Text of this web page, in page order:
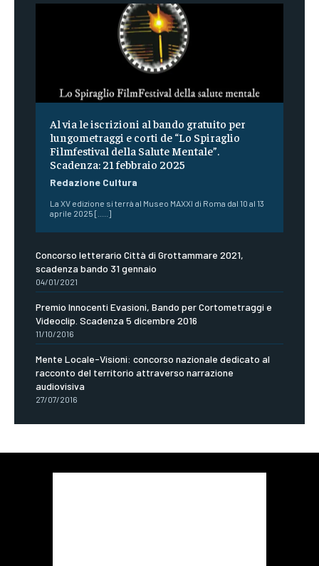
Al via le iscrizioni al bando gratuito per
lungometraggi e corti de “Lo Spiraglio
Filmfestival della Salute Mentale”.
Scadenza: 21 febbraio 2025
Redazione Cultura
La XV edizione si terrà al Museo MAXXI di Roma dal 10 al 13
aprile 2025 [.....]
Concorso letterario Città di Grottammare 2021,
scadenza bando 31 gennaio
04/01/2021
Premio Innocenti Evasioni, Bando per Cortometraggi e
Videoclip. Scadenza 5 dicembre 2016
11/10/2016
Mente Locale-Visioni: concorso nazionale dedicato al
racconto del territorio attraverso narrazione
audiovisiva
27/07/2016